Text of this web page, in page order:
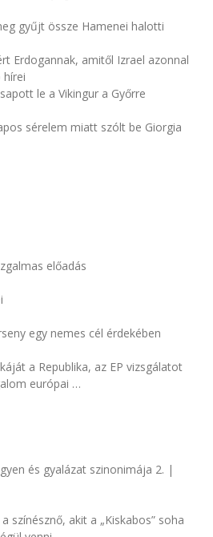
gyűjt össze Hamenei halotti
Erdogannak, amitől Izrael azonnal
hírei
le a Vikingur a Győrre
sérelem miatt szólt be Giorgia
előadás
egy nemes cél érdekében
a Republika, az EP vizsgálatot
európai …
és gyalázat szinonimája 2. |
színésznő, akit a „Kiskabos” soha